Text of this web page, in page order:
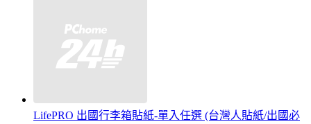
LifePRO 出國行李箱貼紙-單入任選 (台灣人貼紙/出國必